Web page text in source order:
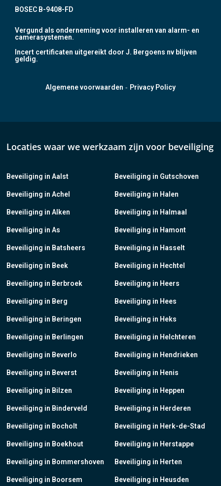
BOSEC B-9408-FD
Vergund als onderneming voor installeren van alarm- en
camerasystemen.
Incert certificaten uitgereikt door J. Bergoens nv blijven
geldig.
Algemene voorwaarden - Privacy Policy
Locaties waar we werkzaam zijn voor beveiliging
Beveiliging in Aalst
Beveiliging in Achel
Beveiliging in Alken
Beveiliging in As
Beveiliging in Batsheers
Beveiliging in Beek
Beveiliging in Berbroek
Beveiliging in Berg
Beveiliging in Beringen
Beveiliging in Berlingen
Beveiliging in Beverlo
Beveiliging in Beverst
Beveiliging in Bilzen
Beveiliging in Binderveld
Beveiliging in Bocholt
Beveiliging in Boekhout
Beveiliging in Bommershoven
Beveiliging in Boorsem
Beveiliging in Gutschoven
Beveiliging in Halen
Beveiliging in Halmaal
Beveiliging in Hamont
Beveiliging in Hasselt
Beveiliging in Hechtel
Beveiliging in Heers
Beveiliging in Hees
Beveiliging in Heks
Beveiliging in Helchteren
Beveiliging in Hendrieken
Beveiliging in Henis
Beveiliging in Heppen
Beveiliging in Herderen
Beveiliging in Herk-de-Stad
Beveiliging in Herstappe
Beveiliging in Herten
Beveiliging in Heusden